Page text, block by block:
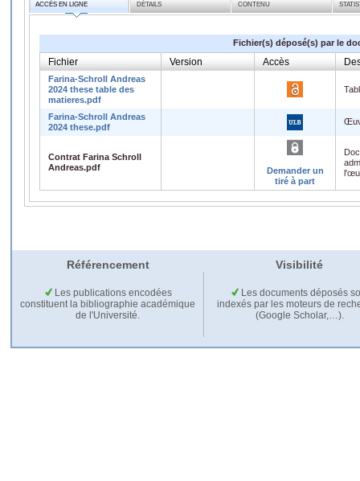
ACCÈS EN LIGNE DÉTAILS CONTENU
Fichier(s) déposé(s) par le
Fichier Version Accès
Farina-Schroll Andreas
2024 these table des
matieres.pdf
Farina-Schroll Andreas
2024 these.pdf
Contrat Farina Schroll
Andreas.pdf
Demander un
tiré à part
Référencement Visibilité
Les publications encodées
constituent la bibliographie académique
de l'Université.
Les documents déposés
indexés par les moteurs de
(Google Scholar,…).